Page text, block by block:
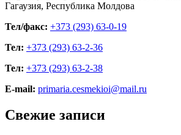
Гагаузия, Республика Молдова
Тел/факс: +373 (293) 63-0-19
Тел: +373 (293) 63-2-36
Тел: +373 (293) 63-2-38
E-mail: primaria.cesmekioi@mail.ru
Свежие записи